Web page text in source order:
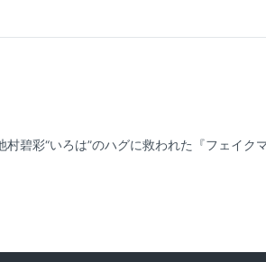
碧彩“いろは”のハグに救われた『フェイク